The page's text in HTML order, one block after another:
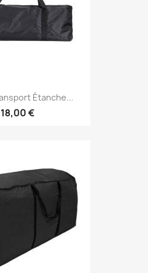
Étanche...
18,00 €